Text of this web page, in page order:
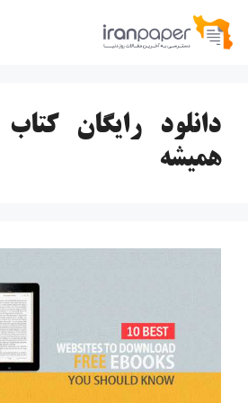
پرش
دانلود رایگان
همیشه